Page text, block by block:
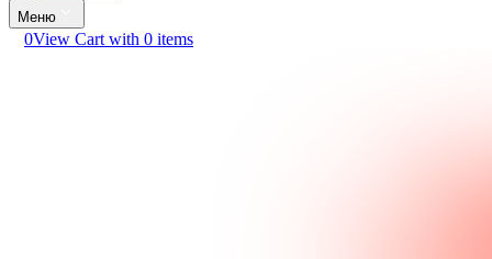
Меню
0View Cart with 0 items